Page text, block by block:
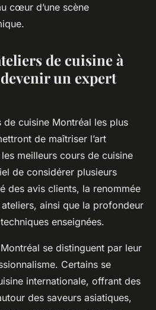
cœur d’une scène
de cuisine à
un expert
cuisine Montréal les plus
de maîtriser l’art
meilleurs cours de cuisine
de considérer plusieurs
des avis clients, la renommée
ainsi que la profondeur
enseignées.
se distinguent par leur
Certains se
internationale, offrant des
des saveurs asiatiques,